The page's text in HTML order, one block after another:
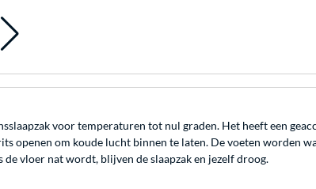
voor temperaturen tot nul graden. Het heeft een
openen om koude lucht binnen te laten. De voeten worden
vloer nat wordt, blijven de slaapzak en jezelf droog.